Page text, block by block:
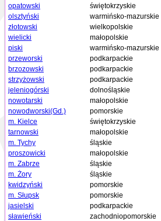
opatowski
świętokrzyskie
olsztyński
warmińsko-mazurskie
złotowski
wielkopolskie
wielicki
małopolskie
piski
warmińsko-mazurskie
przeworski
podkarpackie
brzozowski
podkarpackie
strzyżowski
podkarpackie
jeleniogórski
dolnośląskie
nowotarski
małopolskie
nowodworski(Gd.)
pomorskie
m. Kielce
świętokrzyskie
tarnowski
małopolskie
m. Tychy
śląskie
proszowicki
małopolskie
m. Zabrze
śląskie
m. Żory
śląskie
kwidzyński
pomorskie
m. Słupsk
pomorskie
jasielski
podkarpackie
sławieński
zachodniopomorskie